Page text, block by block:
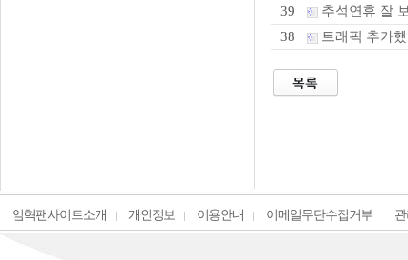
39 추석연휴 잘
38 트래픽 추가
임혁팬사이트소개 개인정보 이용안내 이메일무단수집거부